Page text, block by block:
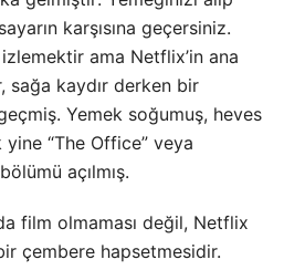
karşısına geçersiniz.
ama Netflix’in ana
sağa kaydır derken bir
Yemek soğumuş, heves
“The Office” veya
açılmış.
film olmaması değil, Netflix
çembere hapsetmesidir.